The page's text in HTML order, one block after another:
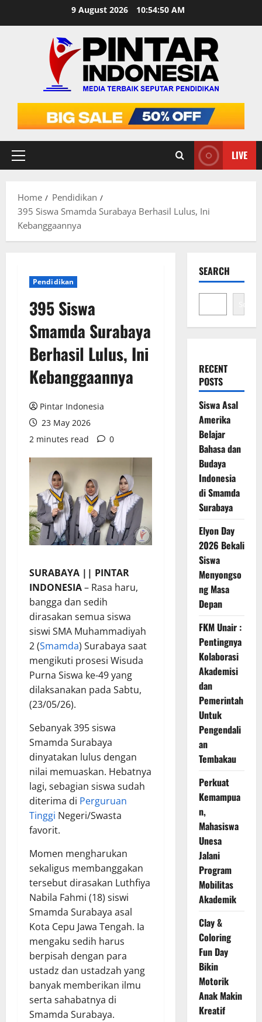
9 August 2026 10:54:51 AM
Primary
LIVE
Home
Pendidikan
395 Siswa Smamda Surabaya Berhasil Lulus, Ini
Kebanggaannya
Pendidikan
395 Siswa
Smamda Surabaya
Berhasil Lulus, Ini
Kebanggaannya
Pintar Indonesia
23 May 2026
2 minutes read
0
SURABAYA || PINTAR
INDONESIA– Rasa haru,
bangga dan sedih
dirasakan semua siswa
siswi SMA Muhammadiyah
2 (Smamda) Surabaya saat
mengikuti prosesi Wisuda
Purna Siswa ke-49 yang
dilaksanakan pada Sabtu,
(23/05/26).
Sebanyak 395 siswa
Smamda Surabaya
dinyatakan lulus dengan
nilai memuaskan. Hebatnya
lagi, sebagian siswa sudah
diterima di Perguruan
Tinggi Negeri/Swasta
favorit.
Momen mengharukan
sekaligus membanggakan
tersebut dirasakan Luthfiya
Nabila Fahmi (18) siswi
Smamda Surabaya asal
Kota Cepu Jawa Tengah. Ia
mengaku sedih harus
berpisah dengan para
ustadz dan ustadzah yang
banyak memberikan ilmu
serta sahabatnya di
Smamda Surabaya.
SEARCH
Search
RECENT
POSTS
Siswa Asal
Amerika
Belajar
Bahasa dan
Budaya
Indonesia
di Smamda
Surabaya
Elyon Day
2026 Bekali
Siswa
Menyongso
ng Masa
Depan
FKM Unair :
Pentingnya
Kolaborasi
Akademisi
dan
Pemerintah
Untuk
Pengendali
an
Tembakau
Perkuat
Kemampua
n,
Mahasiswa
Unesa
Jalani
Program
Mobilitas
Akademik
Clay &
Coloring
Fun Day
Bikin
Motorik
Anak Makin
Kreatif